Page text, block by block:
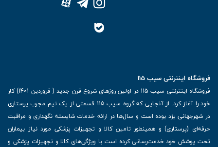
فروشگاه اینترنتی سیب 115
فروشگاه اینترنتی سیب 115 در اولین روزهای شروع قرن جدید ( فروردین 1401) کار
خود را آغاز کرد. از آنجایی که گروه سیب 115 قسمتی از یک تیم مجرب پرستاری
در شهرجهانی یزد بوده است و سال‌ها در ارائه خدمات شایسته نگهداری و مراقبت
حرفه‌ای (پرستاری) و همینطور تامین کالا و تجهیزات پزشکی مورد نیاز بیماران
تحت پوشش خود خدمت‌رسانی کرده است با ویژگی‌های کالا و تجهیزات پزشکی و